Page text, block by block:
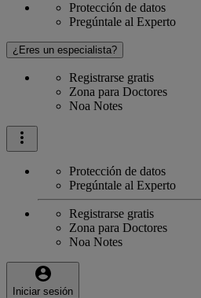
Protección de datos
Pregúntale al Experto
¿Eres un especialista?
Registrarse gratis
Zona para Doctores
Noa Notes
Protección de datos
Pregúntale al Experto
Registrarse gratis
Zona para Doctores
Noa Notes
Iniciar sesión